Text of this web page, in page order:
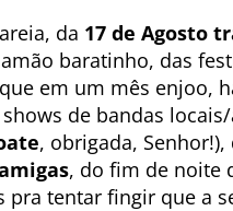
da 17 de Agosto
baratinho, das
em um mês enjoo,
de bandas
, obrigada,
, do fim de noite
tentar fingir que a